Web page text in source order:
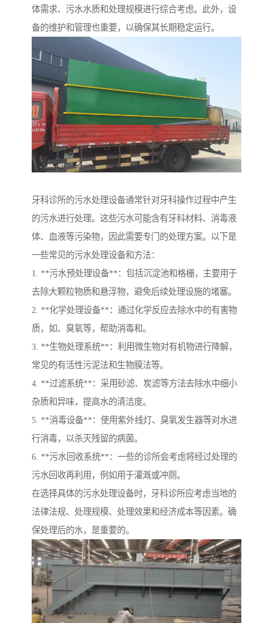
体需求、污水水质和处理规模进行综合考虑。此外，设
备的维护和管理也重要，以确保其长期稳定运行。
牙科诊所的污水处理设备通常针对牙科操作过程中产生
的污水进行处理。这些污水可能含有牙科材料、消毒液
体、血液等污染物，因此需要专门的处理方案。以下是
一些常见的污水处理设备和方法：
1. **污水预处理设备**：包括沉淀池和格栅，主要用于
去除大颗粒物质和悬浮物，避免后续处理设施的堵塞。
2. **化学处理设备**：通过化学反应去除水中的有害物
质，如、臭氧等，帮助消毒和。
3. **生物处理系统**：利用微生物对有机物进行降解，
常见的有活性污泥法和生物膜法等。
4. **过滤系统**：采用砂滤、炭滤等方法去除水中细小
杂质和异味，提高水的清洁度。
5. **消毒设备**：使用紫外线灯、臭氧发生器等对水进
行消毒，以杀灭残留的病菌。
6. **污水回收系统**：一些的诊所会考虑将经过处理的
污水回收再利用，例如用于灌溉或冲厕。
在选择具体的污水处理设备时，牙科诊所应考虑当地的
法律法规、处理规模、处理效果和经济成本等因素。确
保处理后的水，是重要的。